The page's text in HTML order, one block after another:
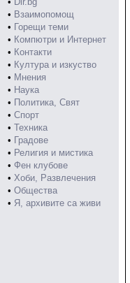
• Взаимопомощ
• Горещи теми
• Компютри и Интернет
• Контакти
• Култура и изкуство
• Мнения
• Наука
• Политика, Свят
• Спорт
• Техника
• Градове
• Религия и мистика
• Фен клубове
• Хоби, Развлечения
• Общества
• Я, архивите са живи